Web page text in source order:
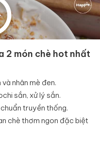
2 món chè hot nhất
nhân mè đen.
sắn, xử lý sắn.
truyền thống.
chè thơm ngon đặc biệt